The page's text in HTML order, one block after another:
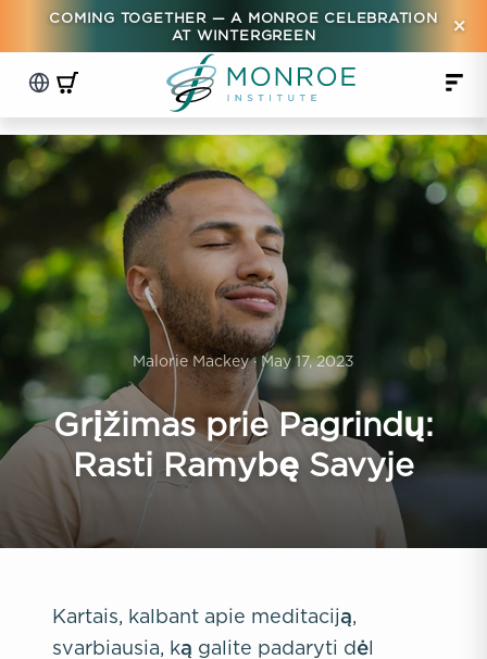
COMING TOGETHER — A MONROE CELEBRATION
AT WINTERGREEN
×
Malorie Mackey · May 17, 2023
Grįžimas prie Pagrindų:
Rasti Ramybę Savyje
Kartais, kalbant apie meditaciją,
svarbiausia, ką galite padaryti dėl